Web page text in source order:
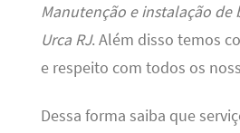
Manutenção e instalação de
Urca RJ. Além disso temos
e respeito com todos os
Dessa forma saiba que